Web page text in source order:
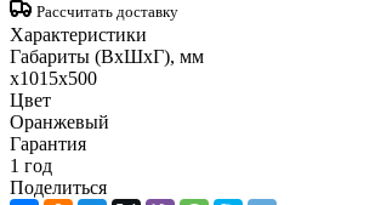
Рассчитать доставку
Характеристики
Габариты (ВxШxГ), мм
x1015x500
Цвет
Оранжевый
Гарантия
1 год
Поделиться